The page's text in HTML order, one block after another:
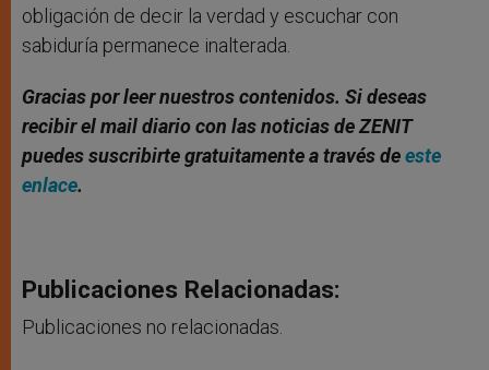
obligación de decir la verdad y escuchar con
sabiduría permanece inalterada.
Gracias por leer nuestros contenidos. Si deseas
recibir el mail diario con las noticias de ZENIT
puedes suscribirte gratuitamente a través deeste
enlace.
Publicaciones Relacionadas:
Publicaciones no relacionadas.